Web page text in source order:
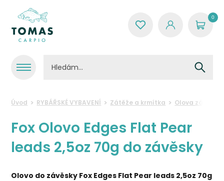
0
Úvod RYBÁŘSKÉ VYBAVENÍ Zátěže a krmítka Olova závěsná
Fox Olovo Edges Flat Pear
leads 2,5oz 70g do závěsky
Olovo do závěsky Fox Edges Flat Pear leads 2,5oz 70g